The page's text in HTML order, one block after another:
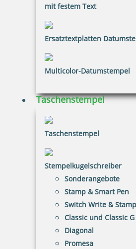
mit festem Text
Ersatztextplatten
Multicolor-Datumstempel
Taschenstempel
Taschenstempel
Stempelkugelschreiber
Sonderangebote
Stamp & Smart Pen
Switch Write & Stamp
Classic und Classic G
Diagonal
Promesa
inkl. 20.00 % Mwst.
Jetzt gestalten
33,60 €